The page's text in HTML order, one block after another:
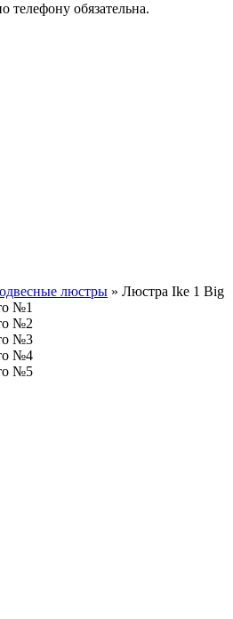
телефону обязательна.
люстры » Люстра Ike 1 Big